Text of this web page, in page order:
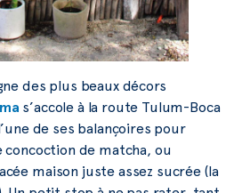
des plus beaux décors
s’accole à la route Tulum-Boca
de ses balançoires pour
de matcha, ou
maison juste assez sucrée (la